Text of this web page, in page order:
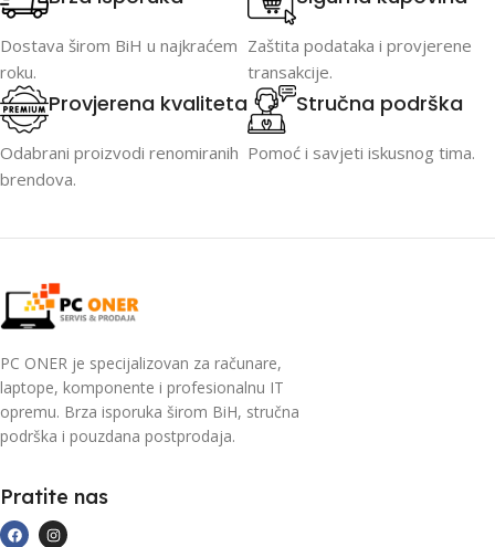
Dostava širom BiH u najkraćem
roku.
Zaštita podataka i provjerene
transakcije.
Provjerena kvaliteta
Odabrani proizvodi renomiranih
brendova.
Stručna podrška
Pomoć i savjeti iskusnog tima.
PC ONER je specijalizovan za računare,
laptope, komponente i profesionalnu IT
opremu. Brza isporuka širom BiH, stručna
podrška i pouzdana postprodaja.
Pratite nas